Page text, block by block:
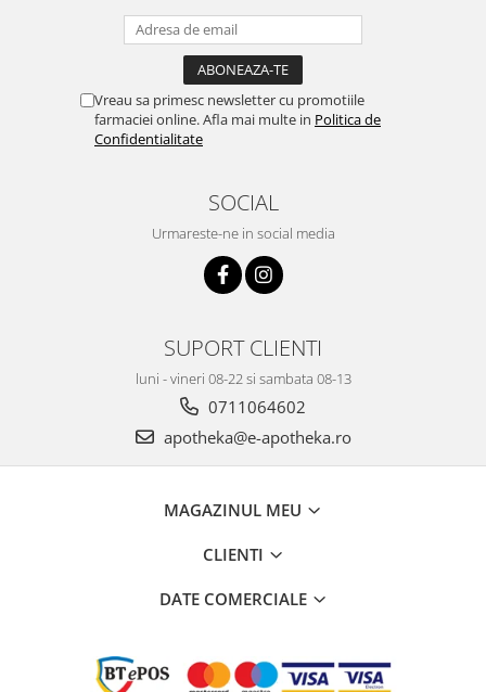
Vreau sa primesc newsletter cu promotiile
farmaciei online. Afla mai multe in Politica de
Confidentialitate
SOCIAL
Urmareste-ne in social media
SUPORT CLIENTI
luni - vineri 08-22 si sambata 08-13
0711064602
apotheka@e-apotheka.ro
MAGAZINUL MEU
CLIENTI
DATE COMERCIALE